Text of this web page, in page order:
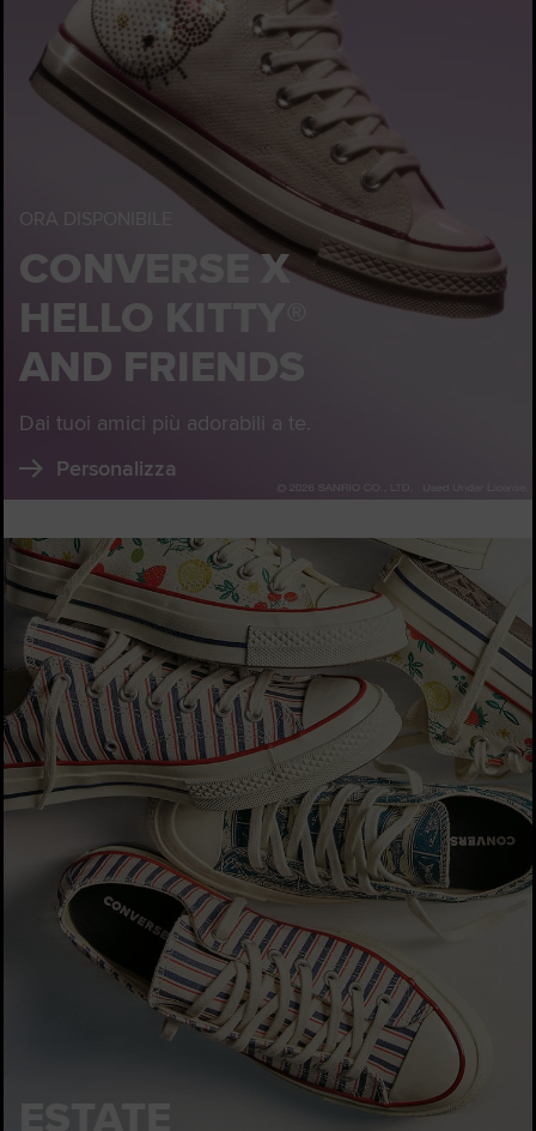
ORA DISPONIBILE
CONVERSE X
HELLO KITTY®
AND FRIENDS
Dai tuoi amici più adorabili a te.
Personalizza